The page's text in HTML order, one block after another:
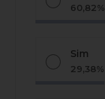
60,82%
Sim
29,38%